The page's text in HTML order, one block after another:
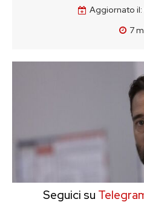
Aggiornato il:
7
Seguici su